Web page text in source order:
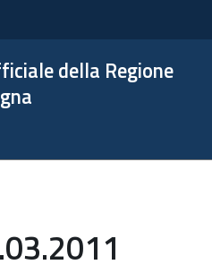
della Regione